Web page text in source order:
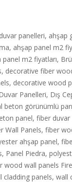
panelleri, ahşap
, ahşap panel m2
m2 fiyatları,
, decorative fiber
, decorative wood
Panelleri, Dış
beton görünümlü
panel, fiber duvar
Wall Panels, fiber
ahşap panel,
, Panel Piedra,
wood wall panels
cladding panels, wall